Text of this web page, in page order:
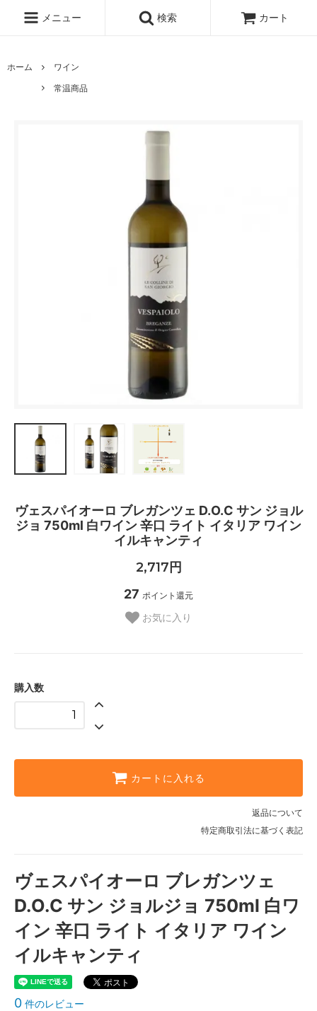
メニュー 検索 カート
ホーム
ワイン
常温商品
ヴェスパイオーロ ブレガンツェ D.O.C サン ジョル
ジョ 750ml 白ワイン 辛口 ライト イタリア ワイン
イルキャンティ
2,717円
27 ポイント還元
お気に入り
購入数
カートに入れる
返品について
特定商取引法に基づく表記
ヴェスパイオーロ ブレガンツェ
D.O.C サン ジョルジョ 750ml 白ワ
イン 辛口 ライト イタリア ワイン
イルキャンティ
0 件のレビュー